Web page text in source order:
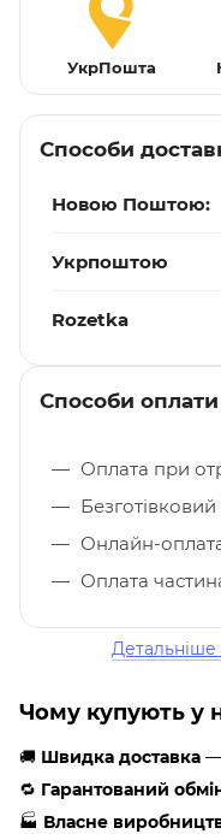
УкрПошта
Способи
Новою Поштою:
Укрпоштою
Rozetka
Способи оплати
Оплата при
Онлайн-
Оплата
Детальніше
Чому купують у
🚚 Швидка доставка —
🔁 Гарантований
🏭 Власне